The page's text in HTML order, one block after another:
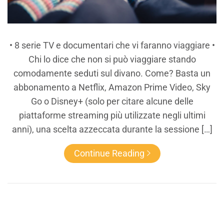
• 8 serie TV e documentari che vi faranno viaggiare •
Chi lo dice che non si può viaggiare stando
comodamente seduti sul divano. Come? Basta un
abbonamento a Netflix, Amazon Prime Video, Sky
Go o Disney+ (solo per citare alcune delle
piattaforme streaming più utilizzate negli ultimi
anni), una scelta azzeccata durante la sessione […]
Continue Reading